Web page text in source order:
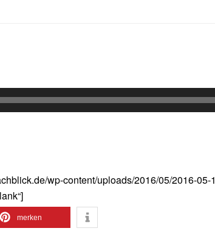
wp-content/uploads/2016/05/2016-05-
merken